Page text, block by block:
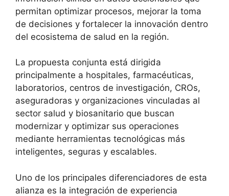
permitan optimizar procesos, mejorar la toma
de decisiones y fortalecer la innovación dentro
del ecosistema de salud en la región.
La propuesta conjunta está dirigida
principalmente a hospitales, farmacéuticas,
laboratorios, centros de investigación, CROs,
aseguradoras y organizaciones vinculadas al
sector salud y biosanitario que buscan
modernizar y optimizar sus operaciones
mediante herramientas tecnológicas más
inteligentes, seguras y escalables.
Uno de los principales diferenciadores de esta
alianza es la integración de experiencia